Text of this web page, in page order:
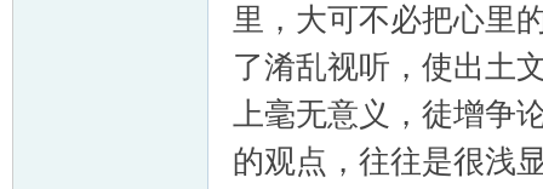
里，大可不必把心里
了淆乱视听，使出土
上毫无意义，徒增争
的观点，往往是很浅